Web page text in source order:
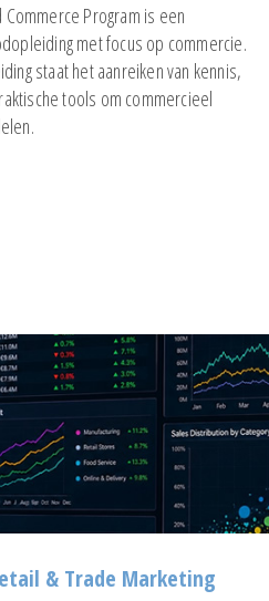
Commerce Program is een
met focus op commercie.
staat het aanreiken van kennis,
tools om commercieel
& Trade Marketing